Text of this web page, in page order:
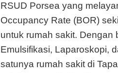
RSUD Porsea yang
Occupancy Rate (BOR)
untuk rumah sakit. Dengan
Emulsifikasi, Laparoskopi,
satunya rumah sakit di